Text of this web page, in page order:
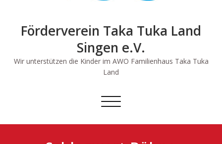
Förderverein Taka Tuka Land
Singen e.V.
Wir unterstützen die Kinder im AWO Familienhaus Taka Tuka
Land
Schalte